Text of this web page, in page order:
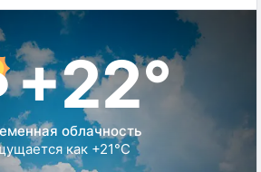
+22°
облачность
как +21°C